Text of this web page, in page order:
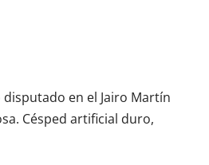
en el Jairo Martín
Césped artificial duro,